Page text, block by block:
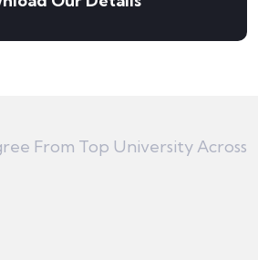
From Top University Across